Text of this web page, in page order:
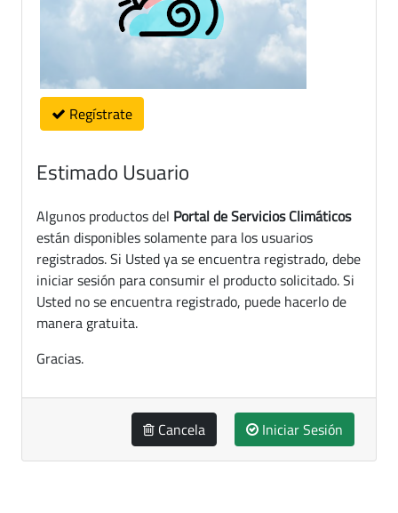
Regístrate
Estimado Usuario
Algunos productos del Portal de Servicios Climáticos
están disponibles solamente para los usuarios
registrados. Si Usted ya se encuentra registrado, debe
iniciar sesión para consumir el producto solicitado. Si
Usted no se encuentra registrado, puede hacerlo de
manera gratuita.
Gracias.
Cancela Iniciar Sesión